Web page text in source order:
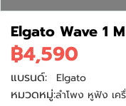
Elgato Wave 1
฿4,590
แบรนด์: Elgato
หมวดหมู่:ลำโพง หูฟัง เค